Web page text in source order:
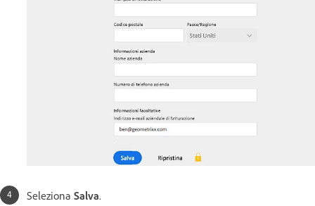
Seleziona Salva.